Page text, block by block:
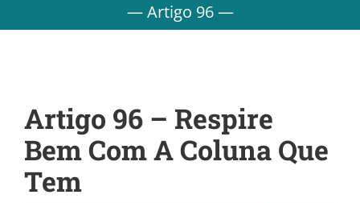
— Artigo 96 —
Artigo 96 – Respire
Bem Com A Coluna Que
Tem